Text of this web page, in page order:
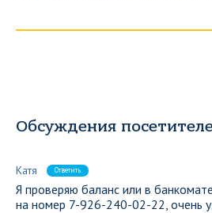
Обсуждения
Катя Ответить
Я проверяю баланс или в
на номер 7-926-240-02-22, очень